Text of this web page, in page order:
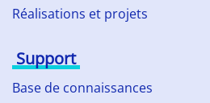
Réalisations et projets
Support
Base de connaissances